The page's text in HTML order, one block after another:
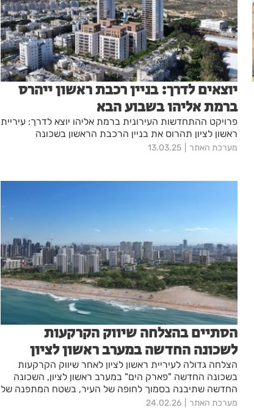
יוצאים לדרך: בניין רכבת ראשון ייהרס
ברמת אליהו בשבוע הבא
פרויקט ההתחדשות העירונית ברמת אליהו יוצא לדרך: עיריית
ראשון לציון תהרוס את בניין הרכבת הראשון בשכונה
מערכת האתר 13.03.25
הסתיים בהצלחה שיווק הקרקעות
לשכונה החדשה במערב ראשון לציון
הצלחה גדולה לעיריית ראשון לציון לאחר שיווק הקרקעות
בשכונה החדשה "פארק הים" במערב ראשון לציון, השכונה
החדשה שתיבנה בסמוך לחופה של העיר, בשטח המתפנה של
בסיס מטווח 24
מערכת האתר 24.02.26